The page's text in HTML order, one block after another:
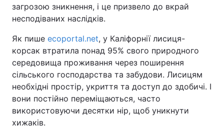
Україна Політика
Спорт Наука
Техно і зв'язок Лайт
Зброя Інциденти
Здоров'я Туризм
загрозою зникнення, і це призвело до вкрай
несподіваних наслідків.
Як пише ecoportal.net, у Каліфорнії лисиця-
корсак втратила понад 95% свого природного
середовища проживання через поширення
сільського господарства та забудови. Лисицям
необхідні простір, укриття та доступ до здобичі. І
вони постійно переміщаються, часто
використовуючи десятки нір, щоб уникнути
хижаків.